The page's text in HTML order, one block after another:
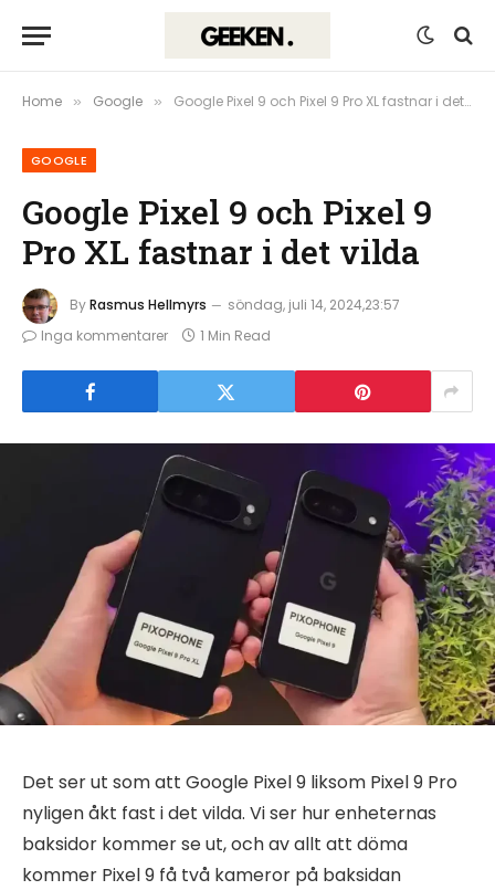
Home » Google » Google Pixel 9 och Pixel 9 Pro XL fastnar i det vilda
GOOGLE
Google Pixel 9 och Pixel 9
Pro XL fastnar i det vilda
ByRasmus Hellmyrs
söndag, juli 14, 2024,23:57
Inga kommentarer
1 Min Read
Det ser ut som att Google Pixel 9 liksom Pixel 9 Pro
nyligen åkt fast i det vilda. Vi ser hur enheternas
baksidor kommer se ut, och av allt att döma
kommer Pixel 9 få två kameror på baksidan